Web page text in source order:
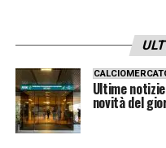
Ultime
novità del